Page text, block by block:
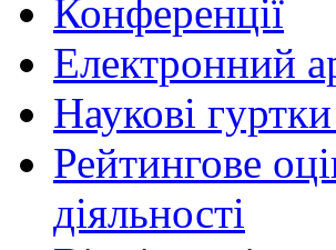
Конференції
Електронний
Наукові
Рейтингове
діяльності